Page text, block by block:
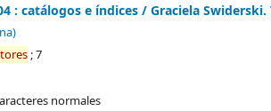
: catálogos e índices /Graciela Swiderski.
; 7
normales